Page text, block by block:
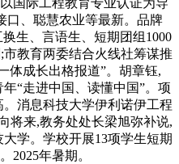
国际工程教育专业认证为导
口、聪慧农业等最新。品牌
生、言语生、短期团组1000
教育两委结合火线社筹谋推
体成长出格报道”。胡章钰,
“走进中国、读懂中国”。项
消息科技大学伊利诺伊工程
将来,教务处处长梁旭弥补说,
学。学校开展13项学生短期
2025年暑期。